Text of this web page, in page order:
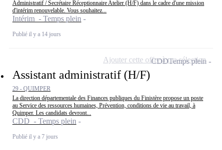
Administratif / Secrétaire Réceptionnaire Atelier (H/F) dans le cadre d'une mission
d'intérim renouvelable. Vous souhaitez...
Intérim - Temps plein
Publié il y a 14 jours
Assistant administratif (H/F)
29 - QUIMPER
La direction départementale des Finances publiques du Finistère propose un poste
au Service des ressources humaines, Prévention, conditions de vie au travail, à
Quimper. Les candidats devront...
CDD - Temps plein
Publié il y a 7 jours
CDDTemps plein
Ajouter cette offre à ma sélection